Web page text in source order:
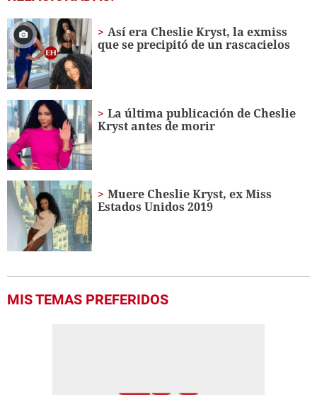
seconds
1
minute,
7
seconds
Así era Cheslie Kryst, la exmiss
que se precipitó de un rascacielos
La última publicación de Cheslie
Kryst antes de morir
Muere Cheslie Kryst, ex Miss
Estados Unidos 2019
MIS TEMAS PREFERIDOS